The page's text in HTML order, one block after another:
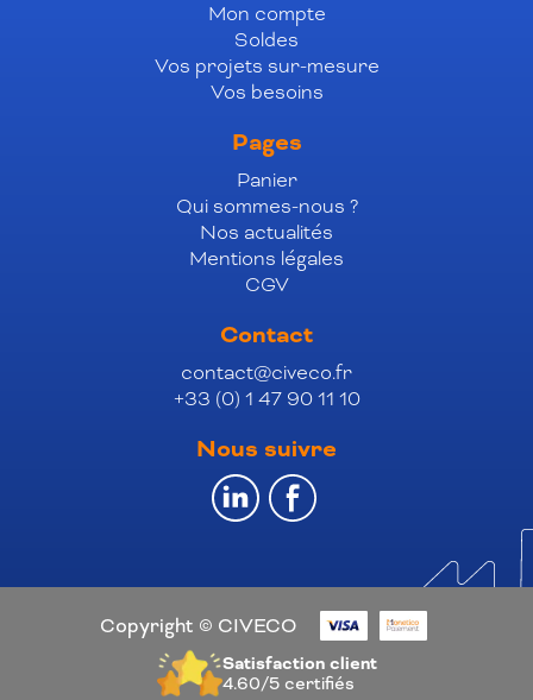
Mon compte
Soldes
Vos projets sur-mesure
Vos besoins
Pages
Panier
Qui sommes-nous ?
Nos actualités
Mentions légales
CGV
Contact
contact@civeco.fr
+33 (0) 1 47 90 11 10
Nous suivre
Copyright © CIVECO
Satisfaction client
4.60/5certifiés